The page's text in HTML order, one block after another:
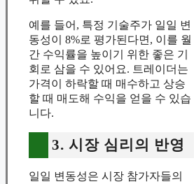
예를 들어, 특정 기술주가 일일 변
동성이 8%로 평가된다면, 이를 월
간 수익률을 높이기 위한 좋은 기
회로 삼을 수 있어요. 트레이더는
가격이 하락할 때 매수하고 상승
할 때 매도해 수익을 얻을 수 있습
니다.
3. 시장 심리의 반영
일일 변동성은 시장 참가자들의